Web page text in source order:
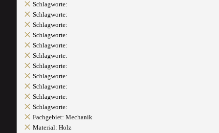
Schlagworte:
Schlagworte:
Schlagworte:
Schlagworte:
Schlagworte:
Schlagworte:
Schlagworte:
Schlagworte:
Schlagworte:
Schlagworte:
Schlagworte:
Fachgebiet: Mechanik
Material: Holz